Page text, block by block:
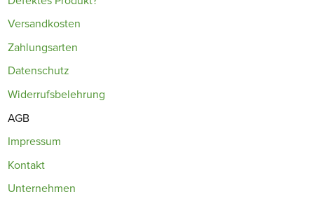
Versandkosten
Zahlungsarten
Datenschutz
Widerrufsbelehrung
AGB
Impressum
Kontakt
Unternehmen